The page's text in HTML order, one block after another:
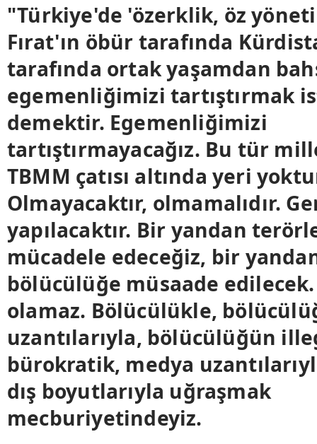
"Türkiye'de 'özerklik, öz
Fırat'ın öbür tarafında
tarafında ortak yaşamdan
egemenliğimizi tartıştırmak
demektir. Egemenliğimizi
tartıştırmayacağız. Bu tür
TBMM çatısı altında yeri
Olmayacaktır, olmamalıdır.
yapılacaktır. Bir yandan
mücadele edeceğiz, bir
bölücülüğe müsaade
olamaz. Bölücülükle,
uzantılarıyla, bölücülüğün
bürokratik, medya
dış boyutlarıyla uğraşmak
mecburiyetindeyiz.